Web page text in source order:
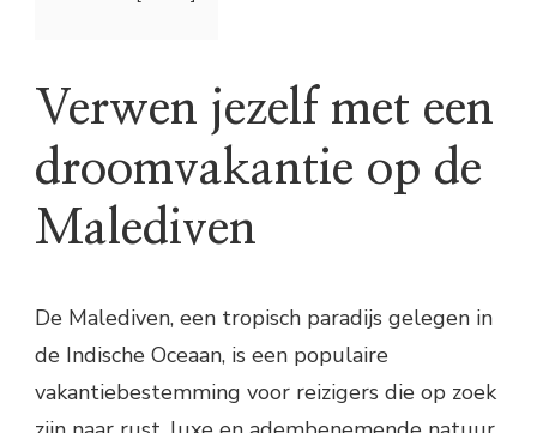
Verwen jezelf met een
droomvakantie op de
Malediven
De Malediven, een tropisch paradijs gelegen in
de Indische Oceaan, is een populaire
vakantiebestemming voor reizigers die op zoek